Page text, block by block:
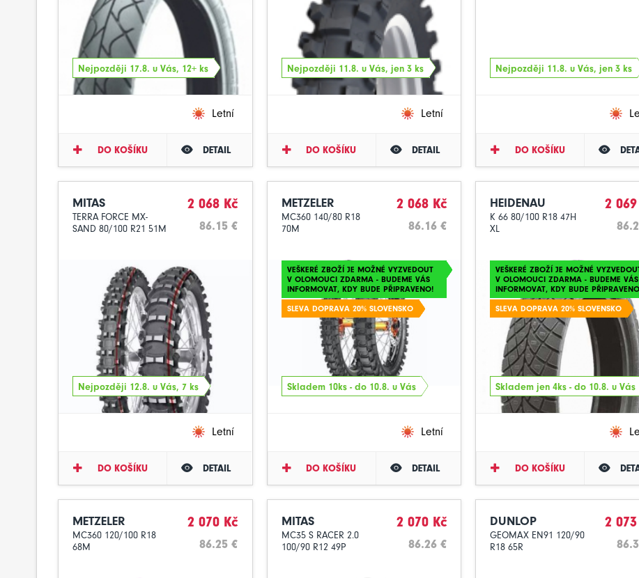
Nejpozději 17.8. u Vás, 12+ ks
Letní
DO KOŠÍKU DETAIL
Nejpozději 11.8. u Vás, jen 3 ks
Letní
DO KOŠÍKU DETAIL
Nejpozději 11.8. u Vás, jen 3 ks
DO KOŠÍKU
MITAS
TERRA FORCE MX-
SAND 80/100 R21 51M
2 068 Kč
86.15 €
Nejpozději 12.8. u Vás, 7 ks
Letní
DO KOŠÍKU DETAIL
METZELER
MC360 140/80 R18
70M
2 068 Kč
86.16 €
VEŠKERÉ ZBOŽÍ JE MOŽNÉ VYZVEDOUT
V OLOMOUCI ZDARMA - BUDEME VÁS
INFORMOVAT, KDY BUDE PŘIPRAVENO!
SLEVA DOPRAVA 20% SLOVENSKO
Skladem 10ks - do 10.8. u Vás
Letní
DO KOŠÍKU DETAIL
HEIDENAU
K 66 80/100 R18 47H
XL
2
VEŠKERÉ ZBOŽÍ JE MOŽNÉ
V OLOMOUCI ZDARMA - BUDEME VÁS
INFORMOVAT, KDY BUDE
SLEVA DOPRAVA 20% SLOVENSKO
Skladem jen 4ks - do 10.8. u Vás
DO KOŠÍKU
METZELER
MC360 120/100 R18
68M
2 070 Kč
86.25 €
MITAS
MC35 S RACER 2.0
100/90 R12 49P
2 070 Kč
86.26 €
DUNLOP
GEOMAX EN91 120/90
R18 65R
2